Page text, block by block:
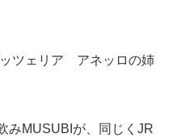
ツェリア アネッロの姉
みMUSUBIが、同じくJR